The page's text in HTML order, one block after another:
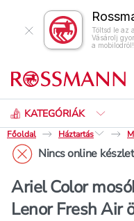
Töltsd le az
Vásárolj
a mobilodról!
KATEGÓRIÁK
Keresés
Főoldal
Háztartás
Nincs online
Ariel Color
Lenor Fresh Air